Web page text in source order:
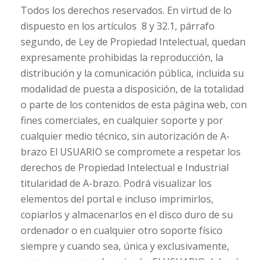
Todos los derechos reservados. En virtud de lo
dispuesto en los artículos 8 y 32.1, párrafo
segundo, de Ley de Propiedad Intelectual, quedan
expresamente prohibidas la reproducción, la
distribución y la comunicación pública, incluida su
modalidad de puesta a disposición, de la totalidad
o parte de los contenidos de esta página web, con
fines comerciales, en cualquier soporte y por
cualquier medio técnico, sin autorización de A-
brazo El USUARIO se compromete a respetar los
derechos de Propiedad Intelectual e Industrial
titularidad de A-brazo. Podrá visualizar los
elementos del portal e incluso imprimirlos,
copiarlos y almacenarlos en el disco duro de su
ordenador o en cualquier otro soporte físico
siempre y cuando sea, única y exclusivamente,